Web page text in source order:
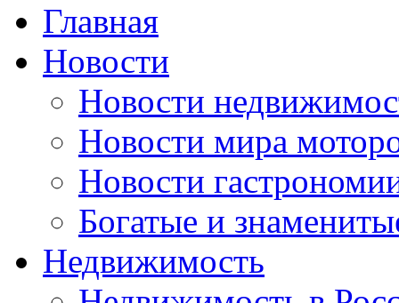
Главная
Новости
Новости
Новости мира
Новости
Богатые и
Недвижимость